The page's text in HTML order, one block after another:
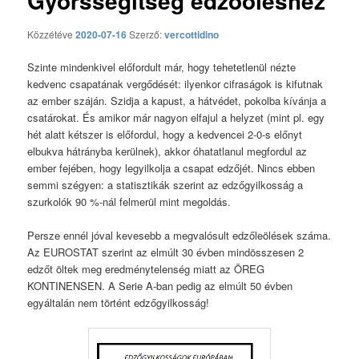
Közzétéve2020-07-16Szerző:vercottidino
Szinte mindenkivel előfordult már, hogy tehetetlenül nézte
kedvenc csapatának vergődését: ilyenkor cifraságok is kifutnak
az ember száján. Szidja a kapust, a hátvédet, pokolba kívánja a
csatárokat. És amikor már nagyon elfajul a helyzet (mint pl. egy
hét alatt kétszer is előfordul, hogy a kedvencei 2-0-s előnyt
elbukva hátrányba kerülnek), akkor óhatatlanul megfordul az
ember fejében, hogy legyilkolja a csapat edzőjét. Nincs ebben
semmi szégyen: a statisztikák szerint az edzőgyilkosság a
szurkolók 90 %-nál felmerül mint megoldás.
Persze ennél jóval kevesebb a megvalósult edzőleölések száma.
Az EUROSTAT szerint az elmúlt 30 évben mindösszesen 2
edzőt öltek meg eredménytelenség miatt az ÖREG
KONTINENSEN. A Serie A-ban pedig az elmúlt 50 évben
egyáltalán nem történt edzőgyilkosság!